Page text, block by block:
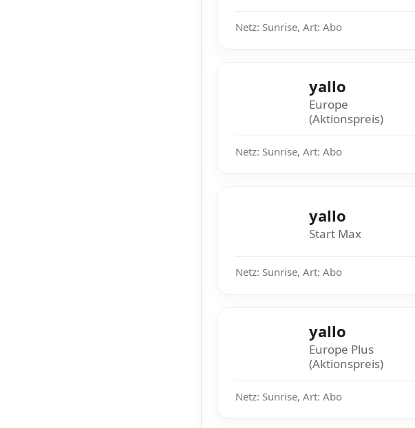
Netz: Sunrise, Art: Abo
yallo
Europe
(Aktionspreis)
Netz: Sunrise, Art: Abo
yallo
Start Max
Netz: Sunrise, Art: Abo
yallo
Europe Plus
(Aktionspreis)
Netz: Sunrise, Art: Abo